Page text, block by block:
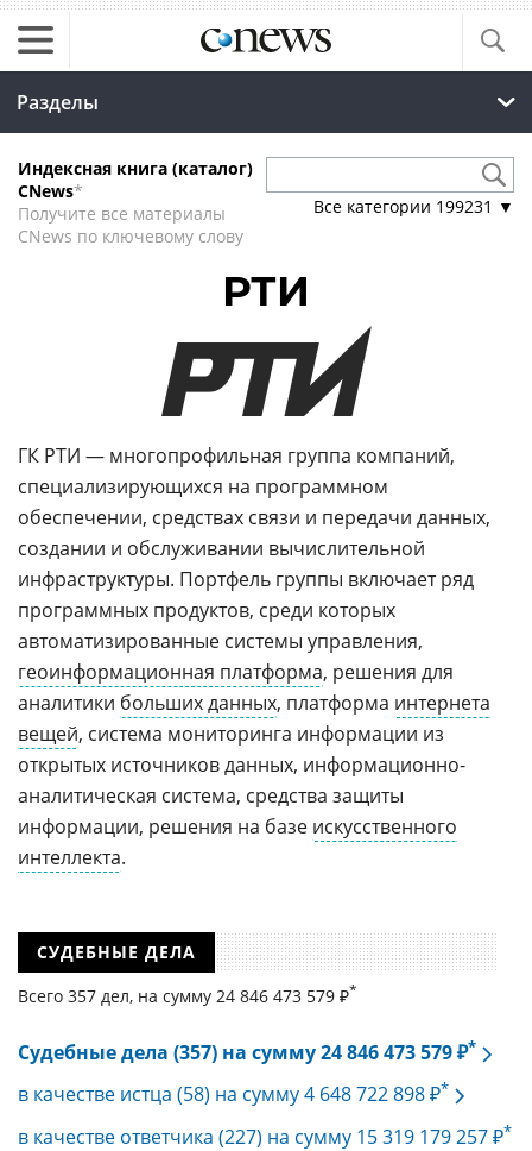
Разделы
Индексная книга (каталог)
CNews*
Получите все материалы
CNews по ключевому слову
Все категории 199231 ▼
РТИ
ГК РТИ — многопрофильная группа компаний,
специализирующихся на программном
обеспечении, средствах связи и передачи данных,
создании и обслуживании вычислительной
инфраструктуры. Портфель группы включает ряд
программных продуктов, среди которых
автоматизированные системы управления,
геоинформационная платформа, решения для
аналитики больших данных, платформа интернета
вещей, система мониторинга информации из
открытых источников данных, информационно-
аналитическая система, средства защиты
информации, решения на базе искусственного
интеллекта.
СУДЕБНЫЕ ДЕЛА
Всего 357 дел, на cумму 24 846 473 579 ₽*
Судебные дела (357) на сумму 24 846 473 579 ₽*
в качестве истца (58) на сумму 4 648 722 898 ₽*
в качестве ответчика (227) на сумму 15 319 179 257 ₽*